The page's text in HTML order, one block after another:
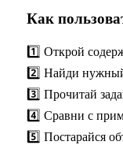
Как
1️⃣ Открой
2️⃣ Найди нужный
3️⃣ Прочитай
4️⃣ Сравни с
5️⃣ Постарайся